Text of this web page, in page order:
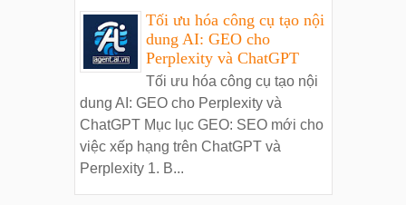
Tối ưu hóa công cụ tạo nội
dung AI: GEO cho
Perplexity và ChatGPT
Tối ưu hóa công cụ tạo nội
dung AI: GEO cho Perplexity và
ChatGPT Mục lục GEO: SEO mới cho
việc xếp hạng trên ChatGPT và
Perplexity 1. B...